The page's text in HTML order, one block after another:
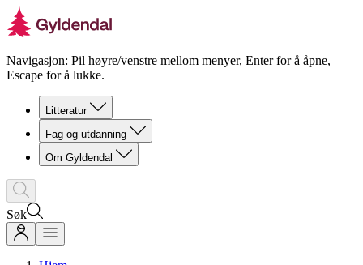
Navigasjon: Pil høyre/venstre mellom menyer, Enter for å åpne,
Escape for å lukke.
Litteratur
Fag og utdanning
Om Gyldendal
Søk